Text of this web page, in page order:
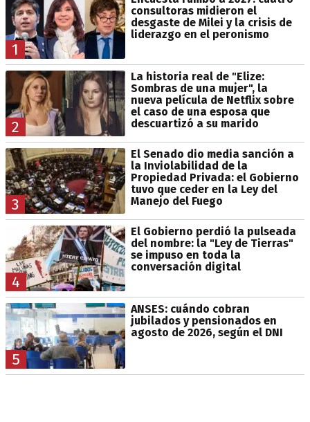
1
consultoras midieron el
desgaste de Milei y la crisis de
liderazgo en el peronismo
2
La historia real de "Elize:
Sombras de una mujer", la
nueva película de Netflix sobre
el caso de una esposa que
descuartizó a su marido
3
El Senado dio media sanción a
la Inviolabilidad de la
Propiedad Privada: el Gobierno
tuvo que ceder en la Ley del
Manejo del Fuego
4
El Gobierno perdió la pulseada
del nombre: la "Ley de Tierras"
se impuso en toda la
conversación digital
5
ANSES: cuándo cobran
jubilados y pensionados en
agosto de 2026, según el DNI